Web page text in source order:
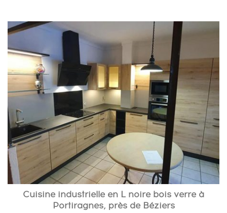
Cuisine industrielle en L noire bois verre à
Portiragnes, près de Béziers